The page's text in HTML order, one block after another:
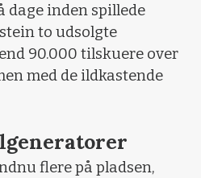
dage inden spillede
to udsolgte
90.000 tilskuere over
med de ildkastende
flere på pladsen,